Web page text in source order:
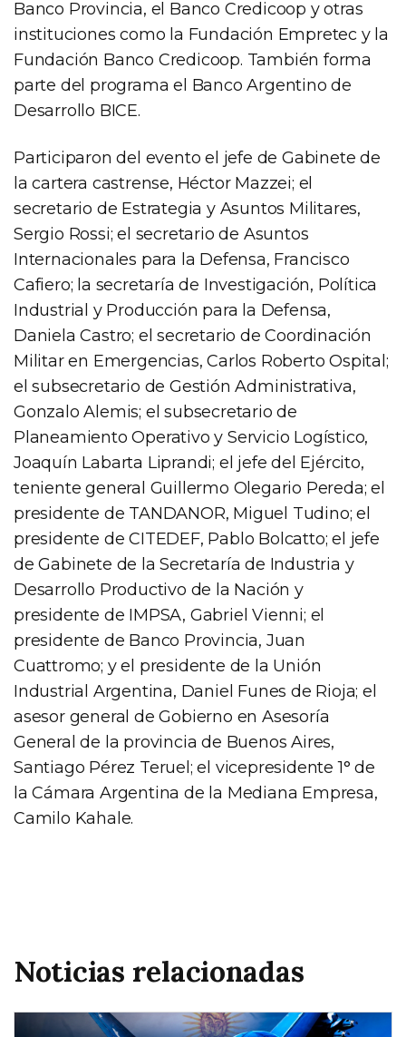
Banco Provincia, el Banco Credicoop y otras
instituciones como la Fundación Empretec y la
Fundación Banco Credicoop. También forma
parte del programa el Banco Argentino de
Desarrollo BICE.
Participaron del evento el jefe de Gabinete de
la cartera castrense, Héctor Mazzei; el
secretario de Estrategia y Asuntos Militares,
Sergio Rossi; el secretario de Asuntos
Internacionales para la Defensa, Francisco
Cafiero; la secretaría de Investigación, Política
Industrial y Producción para la Defensa,
Daniela Castro; el secretario de Coordinación
Militar en Emergencias, Carlos Roberto Ospital;
el subsecretario de Gestión Administrativa,
Gonzalo Alemis; el subsecretario de
Planeamiento Operativo y Servicio Logístico,
Joaquín Labarta Liprandi; el jefe del Ejército,
teniente general Guillermo Olegario Pereda; el
presidente de TANDANOR, Miguel Tudino; el
presidente de CITEDEF, Pablo Bolcatto; el jefe
de Gabinete de la Secretaría de Industria y
Desarrollo Productivo de la Nación y
presidente de IMPSA, Gabriel Vienni; el
presidente de Banco Provincia, Juan
Cuattromo; y el presidente de la Unión
Industrial Argentina, Daniel Funes de Rioja; el
asesor general de Gobierno en Asesoría
General de la provincia de Buenos Aires,
Santiago Pérez Teruel; el vicepresidente 1° de
la Cámara Argentina de la Mediana Empresa,
Camilo Kahale.
Noticias relacionadas